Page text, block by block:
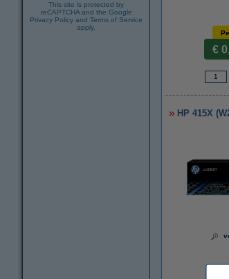
This site is protected by
reCAPTCHA and the Google
Privacy Policy and Terms of Service
apply.
€
HP 415X